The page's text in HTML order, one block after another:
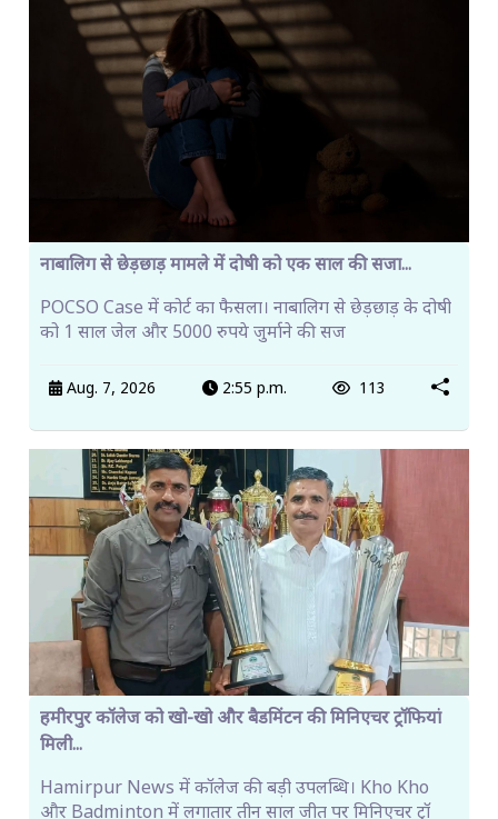
नाबालिग से छेड़छाड़ मामले में दोषी को एक साल की सजा...
POCSO Case में कोर्ट का फैसला। नाबालिग से छेड़छाड़ के दोषी
को 1 साल जेल और 5000 रुपये जुर्माने की सज
Aug. 7, 2026 2:55 p.m. 113
हमीरपुर कॉलेज को खो-खो और बैडमिंटन की मिनिएचर ट्रॉफियां
मिली...
Hamirpur News में कॉलेज की बड़ी उपलब्धि। Kho Kho
और Badminton में लगातार तीन साल जीत पर मिनिएचर ट्रॉ